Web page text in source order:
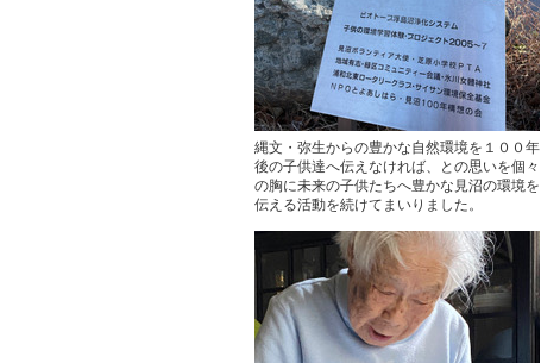
縄文・弥生からの豊かな自然環境を１００年
後の子供達へ伝えなければ、との思いを個々
の胸に未来の子供たちへ豊かな見沼の環境を
伝える活動を続けてまいりました。